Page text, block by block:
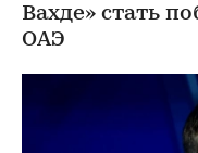
Вахде» стать
ОАЭ